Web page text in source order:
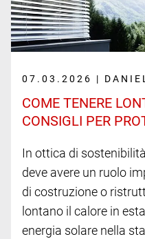
07.03.2026 |
COME TENERE
CONSIGLI PER
In ottica di
deve avere un ruolo
di costruzione o
lontano il calore in
energia solare nella